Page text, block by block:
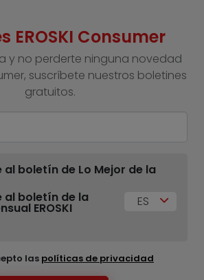
EROSKI Consumer
y no perderte ninguna novedad
suscríbete nuestros boletines
gratuitos.
al boletín de Lo Mejor de la
al boletín de la
EROSKI ES
las políticas de privacidad